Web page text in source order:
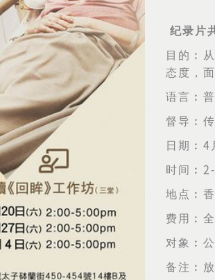
纪录片
目的︰
态度，
语言︰
督导︰
日期︰ 4
时间︰
地点︰
费用︰
对象︰
备注︰